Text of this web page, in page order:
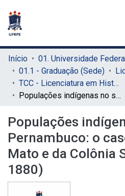
Início
01.1 - Graduação (Sede)
TCC - Licenciatura em História (Sede)
Populações indígenas no sul de Pernambuco: o caso do Riacho do Mato e da Colônia Socorro (1860 - 1880)
Populações
Pernambuco: o
Mato e da Colônia
1880)